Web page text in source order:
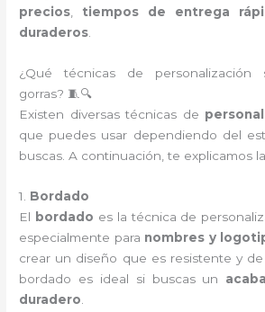
precios, tiempos de entrega
duraderos.
¿Qué técnicas de personalización
gorras? 🧵🔍
Existen diversas técnicas de
que puedes usar dependiendo del
buscas. A continuación, te explicamos
1. Bordado
El bordado es la técnica de
especialmente para nombres y
crear un diseño que es resistente y de
bordado es ideal si buscas un
duradero